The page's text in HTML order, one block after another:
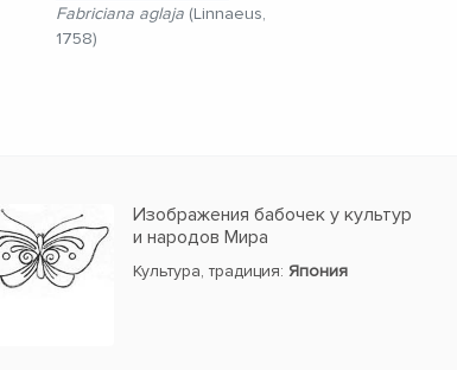
Fabriciana aglaja (Linnaeus,
1758)
Изображения бабочек у культур
и народов Мира
Культура, традиция: Япония